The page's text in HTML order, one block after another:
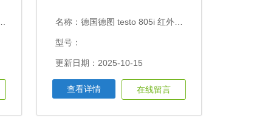
名称： 德国德图 testo 805i 红外测温仪（包邮）
型号：
更新日期：2025-10-15
查看详情 在线留言